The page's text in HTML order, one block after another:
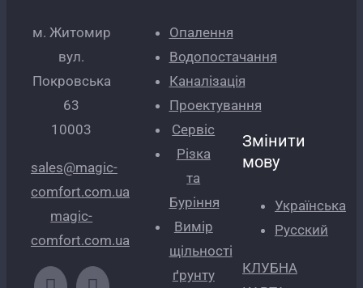
м. Житомир
вул.
Покровська
63
10003
sales@magic-
comfort.com.ua
magic-
comfort.com.ua
Опалення
Водопостачання
Каналізація
Проектування
Сервіс
Різка
та
Буріння
Вимір
щільності
ґрунту
Змінити
мову
Українська
Русский
КЛУБНА